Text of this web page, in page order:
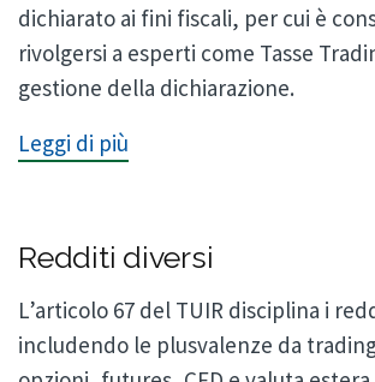
dichiarato ai fini fiscali, per cui è
rivolgersi a esperti come Tasse
gestione della dichiarazione.
Leggi di più
Redditi diversi
L’articolo 67 del TUIR disciplina i
includendo le plusvalenze da